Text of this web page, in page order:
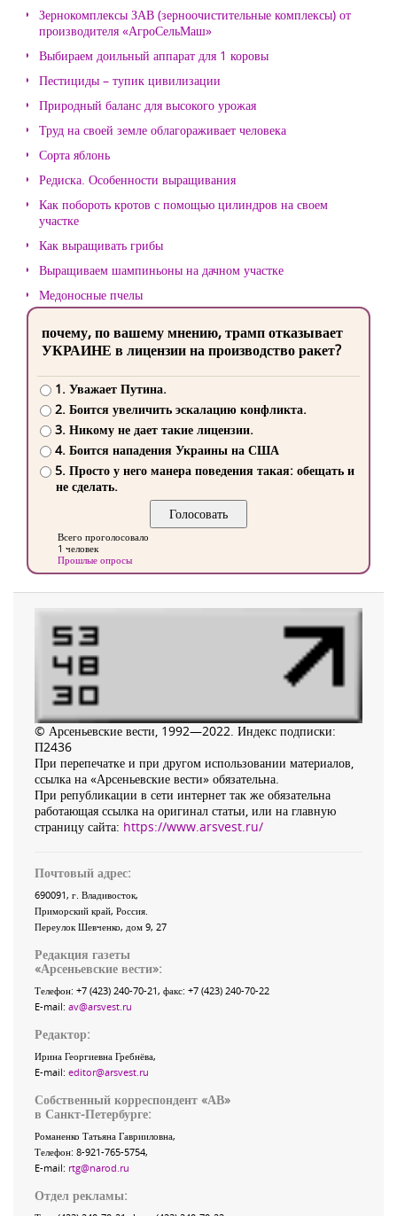
Зернокомплексы ЗАВ (зерноочистительные комплексы) от
производителя «АгроСельМаш»
Выбираем доильный аппарат для 1 коровы
Пестициды – тупик цивилизации
Природный баланс для высокого урожая
Труд на своей земле облагораживает человека
Сорта яблонь
Редиска. Особенности выращивания
Как побороть кротов с помощью цилиндров на своем
участке
Как выращивать грибы
Выращиваем шампиньоны на дачном участке
Медоносные пчелы
почему, по вашему мнению, трамп отказывает
УКРАИНЕ в лицензии на производство ракет?
1. Уважает Путина.
2. Боится увеличить эскалацию конфликта.
3. Никому не дает такие лицензии.
4. Боится нападения Украины на США
5. Просто у него манера поведения такая: обещать и
не сделать.
Всего проголосовало
1 человек
Прошлые опросы
© Арсеньевские вести, 1992—2022. Индекс подписки:
П2436
При перепечатке и при другом использовании материалов,
ссылка на «Арсеньевские вести» обязательна.
При републикации в сети интернет так же обязательна
работающая ссылка на оригинал статьи, или на главную
страницу сайта: https://www.arsvest.ru/
Почтовый адрес:
690091, г. Владивосток,
Приморский край, Россия.
Переулок Шевченко, дом 9, 27
Редакция газеты
«Арсеньевские вести»:
Телефон: +7 (423) 240-70-21, факс: +7 (423) 240-70-22
E-mail: av@arsvest.ru
Редактор:
Ирина Георгиевна Гребнёва,
E-mail: editor@arsvest.ru
Собственный корреспондент «АВ»
в Санкт-Петербурге:
Романенко Татьяна Гаврииловна,
Телефон: 8-921-765-5754,
E-mail: rtg@narod.ru
Отдел рекламы: